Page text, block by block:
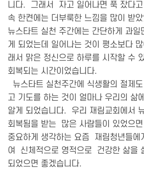
니다. 그래서 자고 일어나면 푹 잤다
속 한켠에는 더부룩한 느낌을 많이 받
뉴스타트 실천 주간에는 간단하게 과일
게 되었는데 일어나는 것이 평소보다
래서 맑은 정신으로 하루를 시작할 수
회복되는 시간이었습니다.
뉴스타트 실천주간에 식생활의 절제
고 기도를 하는 것이 얼마나 우리의 삶
알게 되었습니다. 우리 재림교회에서
회복됨을 받는 많은 사람들이 있었으
중요하게 생각하는 요즘 재림청년들에
여 신체적으로 영적으로 건강한 삶을
되었으면 좋겠습니다.